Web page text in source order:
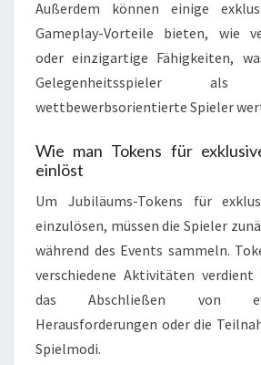
Außerdem können einige
Gameplay-Vorteile bieten, wie
oder einzigartige Fähigkeiten,
Gelegenheitsspieler
wettbewerbsorientierte Spieler
Wie man Tokens für
einlöst
Um Jubiläums-Tokens für
einzulösen, müssen die Spieler
während des Events sammeln.
verschiedene Aktivitäten verdient
das Abschließen von
Herausforderungen oder die
Spielmodi.